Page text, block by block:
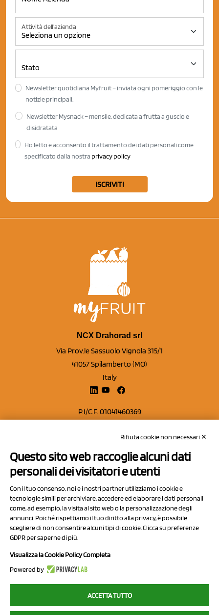
Attività dell'azienda
Newsletter quotidiana Myfruit – inviata ogni pomeriggio con le
notizie principali.
Newsletter Mysnack – mensile, dedicata a frutta a guscio e
disidratata
Ho letto e acconsento il trattamento dei dati personali come
specificato dalla nostra privacy policy
ISCRIVITI
NCX Drahorad srl
Via Prov.le Sassuolo Vignola 315/1
41057 Spilamberto (MO)
Italy
P.I/C.F. 01041460369
Capitale sociale Euro 50.000,00 i.v.
Contatti
Privacy Policy
Cookie Policy
Chi Siamo
2023 NCX Drahorad srl - All rights reserved
myfruit.it è parte del network diNCX DRAHORAD
Rifiuta cookie non necessari ✕
Questo sito web raccoglie alcuni dati
personali dei visitatori e utenti
Con il tuo consenso, noi e i nostri partner utilizziamo i cookie e
tecnologie simili per archiviare, accedere ed elaborare i dati personali
come, ad esempio, la visita al sito web o la personalizzazione degli
annunci. Poiché rispettiamo il tuo diritto alla privacy, è possibile
scegliere di non consentire alcuni tipi di cookie. Clicca su preferenze
GDPR per saperne di più.
Visualizza la Cookie Policy Completa
Powered by
ACCETTA TUTTO